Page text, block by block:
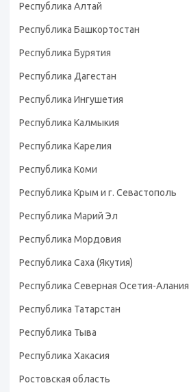
Республика Алтай
Республика Башкортостан
Республика Бурятия
Республика Дагестан
Республика Ингушетия
Республика Калмыкия
Республика Карелия
Республика Коми
Республика Крым и г. Севастополь
Республика Марий Эл
Республика Мордовия
Республика Саха (Якутия)
Республика Северная Осетия-Алания
Республика Татарстан
Республика Тыва
Республика Хакасия
Ростовская область